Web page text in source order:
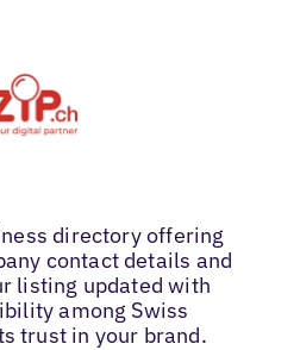
directory offering
contact details and
listing updated with
among Swiss
trust in your brand.